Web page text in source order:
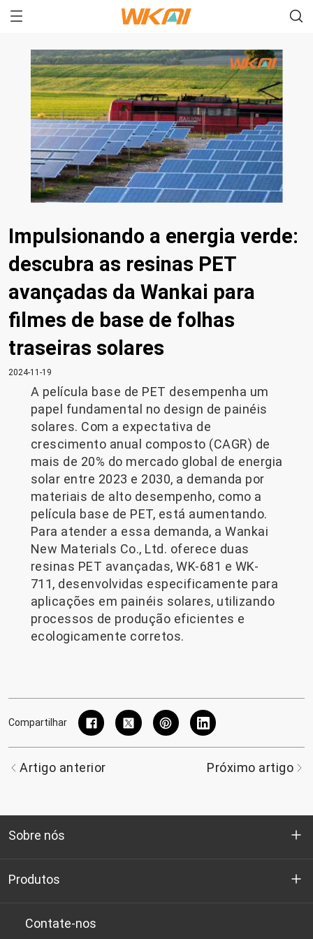
Impulsionando a energia verde:
descubra as resinas PET
avançadas da Wankai para
filmes de base de folhas
traseiras solares
2024-11-19
A película base de PET desempenha um
papel fundamental no design de painéis
solares. Com a expectativa de
crescimento anual composto (CAGR) de
mais de 20% do mercado global de energia
solar entre 2023 e 2030, a demanda por
materiais de alto desempenho, como a
película base de PET, está aumentando.
Para atender a essa demanda, a Wankai
New Materials Co., Ltd. oferece duas
resinas PET avançadas, WK-681 e WK-
711, desenvolvidas especificamente para
aplicações em painéis solares, utilizando
processos de produção eficientes e
ecologicamente corretos.
Compartilhar
Artigo anterior Próximo artigo
Sobre nós
Quem somos
P&D
Produtos
Chips de PET de qualidade para garrafas
Contate-nos